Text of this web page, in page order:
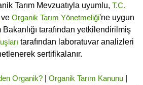
Tarım Mevzuatıyla uyumlu, T.C.
ve Organik Tarım Yönetmeliği'ne uygun
tarafından yetkilendirilmiş
tarafından laboratuvar analizleri
sertifikalanır.
Organik?| Organik Tarım Kanunu|